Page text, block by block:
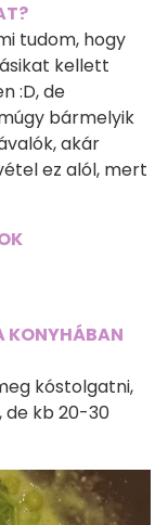
tudom, hogy
kellett
:D, de
bármelyik
akár
ez alól, mert
KONYHÁBAN
kóstolgatni,
de kb 20-30